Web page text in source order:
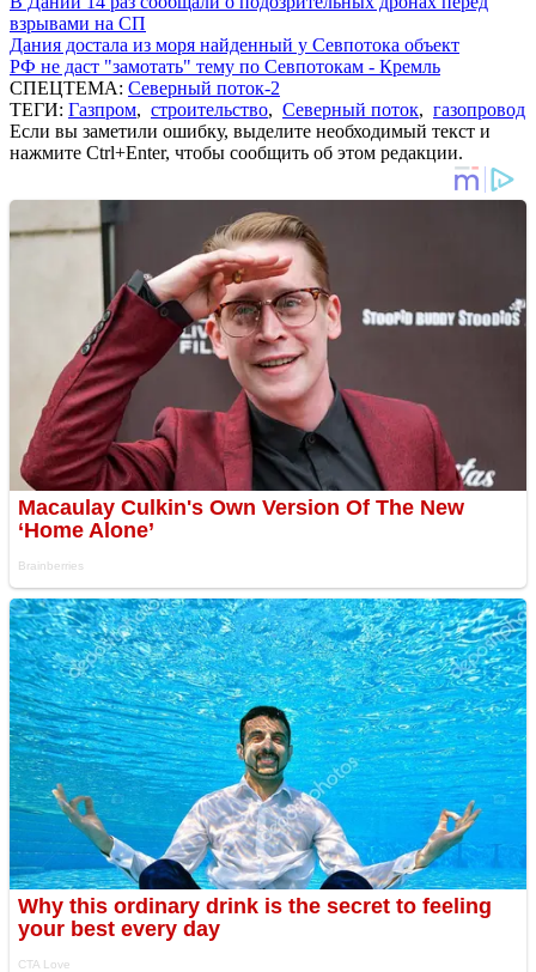
взрывами на СП
Дания достала из моря найденный у Севпотока объект
РФ не даст "замотать" тему по Севпотокам - Кремль
СПЕЦТЕМА: Северный поток-2
ТЕГИ: Газпром, строительство, Северный поток, газопровод
Если вы заметили ошибку, выделите необходимый текст и
нажмите Ctrl+Enter, чтобы сообщить об этом редакции.